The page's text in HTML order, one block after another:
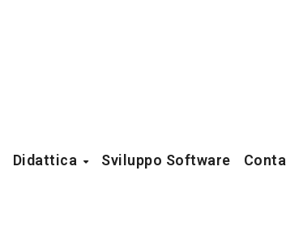
Didattica Sviluppo Software